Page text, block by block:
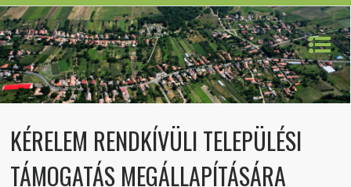
KÉRELEM RENDKÍVÜLI TELEPÜLÉSI
TÁMOGATÁS MEGÁLLAPÍTÁSÁRA